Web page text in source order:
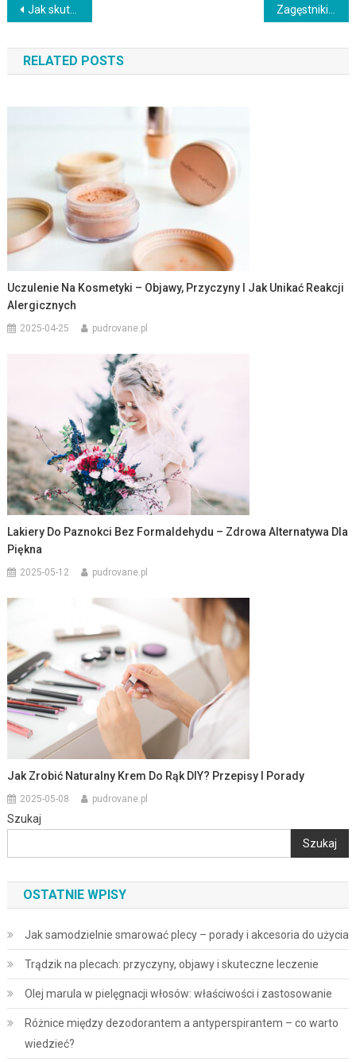
Nawigacja
wpisu
Jak skutecznie pozbyć się drugiego podbródka? Metody i porady
RELATED POSTS
Uczulenie Na Kosmetyki – Objawy, Przyczyny I Jak Unikać Reakcji
Alergicznych
2025-04-25 pudrovane.pl
Lakiery Do Paznokci Bez Formaldehydu – Zdrowa Alternatywa Dla
Piękna
2025-05-12 pudrovane.pl
Jak Zrobić Naturalny Krem Do Rąk DIY? Przepisy I Porady
2025-05-08 pudrovane.pl
Szukaj
Szukaj
OSTATNIE WPISY
Jak samodzielnie smarować plecy – porady i akcesoria do użycia
Trądzik na plecach: przyczyny, objawy i skuteczne leczenie
Olej marula w pielęgnacji włosów: właściwości i zastosowanie
Różnice między dezodorantem a antyperspirantem – co warto
wiedzieć?